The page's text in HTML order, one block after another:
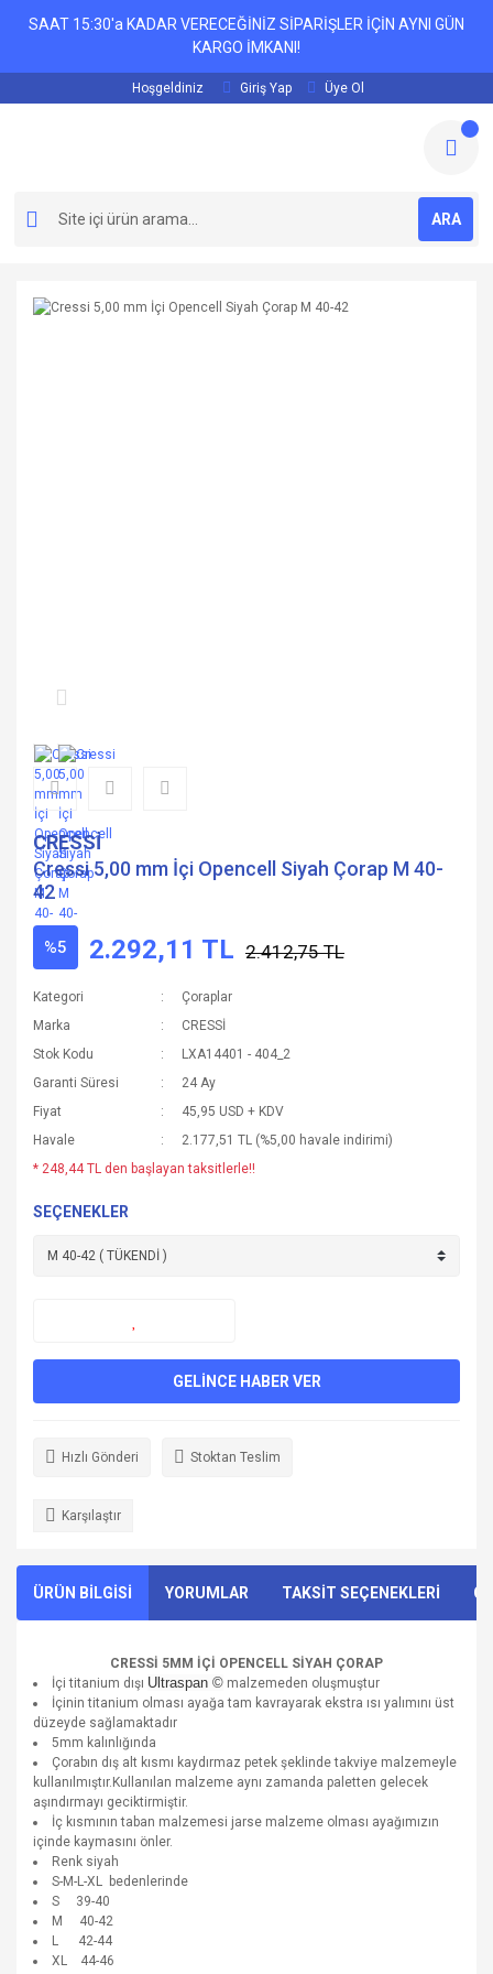
SAAT 15:30'a KADAR VERECEĞİNİZ SİPARİŞLER İÇİN AYNI GÜN
KARGO İMKANI!
Hoşgeldiniz Giriş Yap Üye Ol
ARA
CRESSİ
Cressi 5,00 mm İçi Opencell Siyah Çorap M 40-
42
%5 2.292,11 TL 2.412,75 TL
Kategori
Çoraplar
Marka
CRESSİ
Stok Kodu
LXA14401 - 404_2
Garanti Süresi
24 Ay
Fiyat
45,95 USD + KDV
Havale
2.177,51 TL (%5,00 havale indirimi)
* 248,44 TL den başlayan taksitlerle!!
SEÇENEKLER
GELİNCE HABER VER
Hızlı Gönderi Stoktan Teslim
Karşılaştır
ÜRÜN BİLGİSİ YORUMLAR TAKSİT SEÇENEKLERİ
CRESSİ 5MM İÇİ OPENCELL SİYAH ÇORAP
İçi titanium dışı Ultraspan © malzemeden oluşmuştur
İçinin titanium olması ayağa tam kavrayarak ekstra ısı yalımını üst
düzeyde sağlamaktadır
5mm kalınlığında
Çorabın dış alt kısmı kaydırmaz petek şeklinde takviye malzemeyle
kullanılmıştır.Kullanılan malzeme aynı zamanda paletten gelecek
aşındırmayı geciktirmiştir.
İç kısmının taban malzemesi jarse malzeme olması ayağımızın
içinde kaymasını önler.
Renk siyah
S-M-L-XL bedenlerinde
S 39-40
M 40-42
L 42-44
XL 44-46